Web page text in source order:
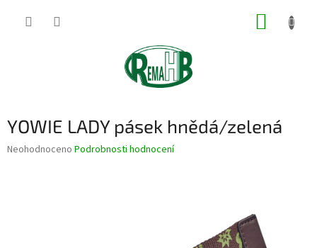
YOWIE LADY pásek hnědá/zelená
Průměrné
Neohodnoceno Podrobnosti hodnocení